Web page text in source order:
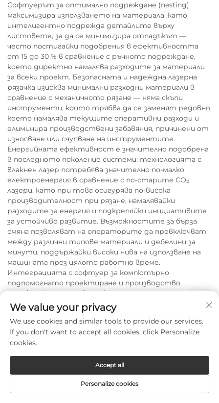
Софтуерът за оптимално подреждане (nesting)
максимизира използването на материала, като
интелигентно подрежда детайлите върху
листовете, за да се минимизира отпадъкът —
често постигайки подобрения в ефективността
от 15 до 30 % в сравнение с ръчното подреждане,
което директно намалява разходите за материали
за всеки проект. Безопасната и надеждна лазерна
рязачка изисква минимални разходни материали в
сравнение с механичното рязане — няма скъпи
инструменти, които трябва да се заменят редовно,
което намалява текущите оперативни разходи и
елиминира производствени забавяния, причинени от
износване или счупване на инструментите.
Енергийната ефективност е значително подобрена
в последното поколение системи: технологията с
влакнен лазер потребява значително по-малко
електроенергия в сравнение с по-старите CO₂
лазери, като при това осигурява по-висока
производителност при рязане, намалявайки
разходите за енергия и подкрепяйки инициативите
за устойчиво развитие. Възможностите за бърза
смяна позволяват на операторите да превключват
между различни типове материали и дебелини за
минути, поддържайки високи нива на използване на
машината през цялото работно време.
Интеграцията с софтуер за компютърно
подпомогнато проектиране и производство
(CAD/CAM) опростява работния процес от
концепцията до готовото изделие, тъй като
чертежите се предават директно към
параметрите за рязане без ръчно програмиране,
намалявайки инженерното време и елиминирайки
грешки при преписване. Възможностите за
дистанционно наблюдение, налични в съвременните
системи, позволяват управление на
производството от всяко място, осигурявайки
актуални статусни обновления, показатели за
производителност и известия за аларми, които
We value your privacy
We use cookies and similar tools to provide our services.
If you don't want to accept all cookies, click Personalize
cookies.
Personalize cookies
Accept all